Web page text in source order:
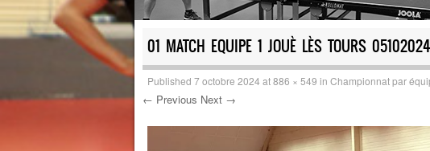
01 MATCH EQUIPE 1 JOUÈ LÈS TOURS
Published 7 octobre 2024 at886 × 549 in Championnat par
← Previous Next →